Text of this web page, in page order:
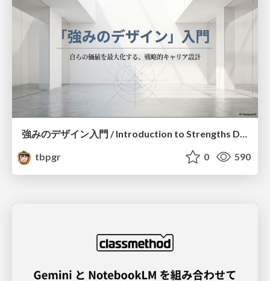
強みのデザイン入門 / Introduction to Strengths Design
tbpgr
0 590